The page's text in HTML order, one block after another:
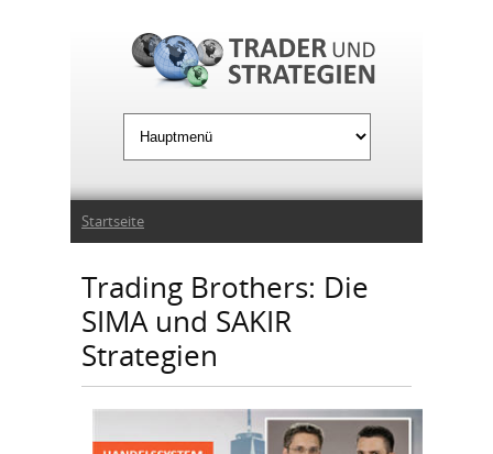
Sie sind hier
Startseite
Trading Brothers: Die
SIMA und SAKIR
Strategien